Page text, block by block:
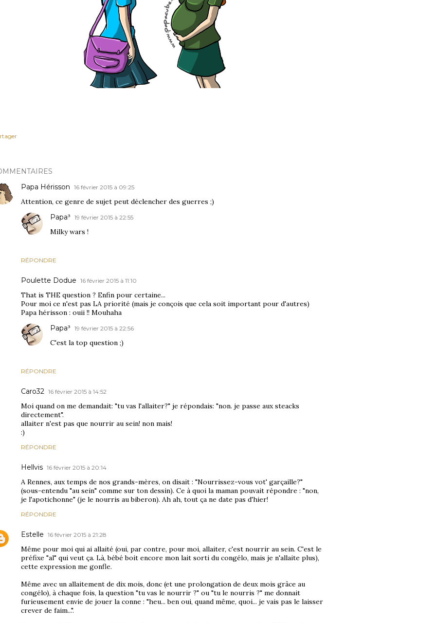
Papa Hérisson 16 février 2015 à 09:25
Attention, ce genre de sujet peut déclencher des guerres ;)
RÉPONDRE
Papa³ 19 février 2015 à 22:55
Milky wars !
Poulette Dodue 16 février 2015 à 11:10
That is THE question ? Enfin pour certaine...
Pour moi ce n'est pas LA priorité (mais je conçois que cela soit important pour d'autres)
Papa hérisson : ouii !! Mouhaha
RÉPONDRE
Papa³ 19 février 2015 à 22:56
C'est la top question ;)
Caro32 16 février 2015 à 14:52
Moi quand on me demandait: "tu vas l'allaiter?" je répondais: "non. je passe aux steacks
directement".
allaiter n'est pas que nourrir au sein! non mais!
:)
RÉPONDRE
Hellvis 16 février 2015 à 20:14
A Rennes, aux temps de nos grands-mères, on disait : "Nourrissez-vous vot' garçaille?"
(sous-entendu "au sein" comme sur ton dessin). Ce à quoi la maman pouvait répondre : "non,
je l'apotichonne" (je le nourris au biberon). Ah ah, tout ça ne date pas d'hier!
RÉPONDRE
Estelle 16 février 2015 à 21:28
Même pour moi qui ai allaité (oui, par contre, pour moi, allaiter, c'est nourrir au sein. C'est le
préfixe "al" qui veut ça. Là, bébé boit encore mon lait sorti du congélo, mais je n'allaite plus),
cette expression me gonfle.
Même avec un allaitement de dix mois, donc (et une prolongation de deux mois grâce au
congélo), à chaque fois, la question "tu vas le nourrir ?" ou "tu le nourris ?" me donnait
furieusement envie de jouer la conne : "heu... ben oui, quand même, quoi... je vais pas le laisser
crever de faim...".